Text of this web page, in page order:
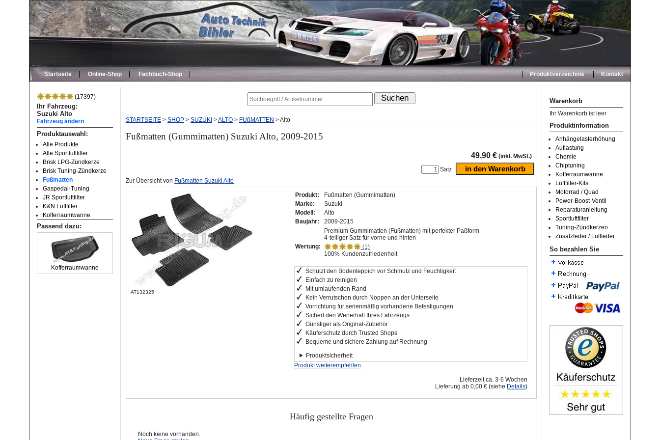
Startseite Online-Shop Fachbuch-Shop Produktverzeichnis Kontakt
(17397)
Ihr Fahrzeug:
Suzuki Alto
Fahrzeug ändern
Produktauswahl:
Alle Produkte
Alle Sportluftfilter
Brisk LPG-Zündkerze
Brisk Tuning-Zündkerze
Fußmatten
Gaspedal-Tuning
JR Sportluftfilter
K&N Luftfilter
Kofferraumwanne
Passend dazu:
Kofferraumwanne
Warenkorb
Ihr Warenkorb ist leer
Produktinformation
Anhängelasterhöhung
Auflastung
Chemie
Chiptuning
Kofferraumwanne
Luftfilter-Kits
Motorrad / Quad
Power-Boost-Ventil
Reparaturanleitung
Sportluftfilter
Tuning-Zündkerzen
Zusatzfeder / Luftfeder
So bezahlen Sie
STARTSEITE > SHOP > SUZUKI >ALTO > FUßMATTEN >Alto
Fußmatten (Gummimatten) Suzuki Alto, 2009-2015
49,90 € (inkl. MwSt.)
Satz
Zur Übersicht von Fußmatten Suzuki Alto
AT132325
Produkt:
Fußmatten (Gummimatten)
Marke:
Suzuki
Modell:
Alto
Baujahr:
2009-2015
Premium Gummimatten (Fußmatten) mit perfekter Paßform
4-teiliger Satz für vorne und hinten
Wertung:
(1)
100% Kundenzufriedenheit
Schützt den Bodenteppich vor Schmutz und Feuchtigkeit
Einfach zu reinigen
Mit umlaufenden Rand
Kein Verrutschen durch Noppen an der Unterseite
Vorrichtung für serienmäßig vorhandene Befestigungen
Sichert den Werterhalt Ihres Fahrzeugs
Günstiger als Original-Zubehör
Käuferschutz durch Trusted Shops
Bequeme und sichere Zahlung auf Rechnung
Produktsicherheit
Produkt weiterempfehlen
Lieferzeit ca. 3-6 Wochen
Lieferung ab 0,00 € (siehe Details)
Häufig gestellte Fragen
Noch keine vorhanden.